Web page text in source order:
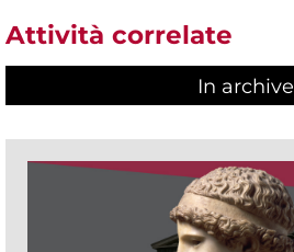
Attività correlate
In archive